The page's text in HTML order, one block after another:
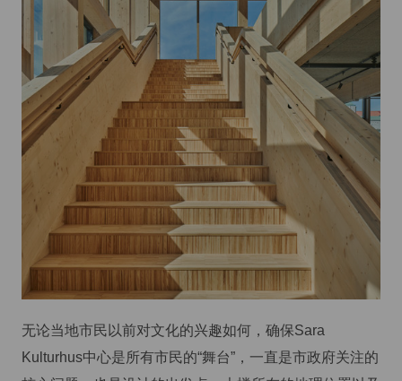
无论当地市民以前对文化的兴趣如何，确保Sara
Kulturhus中心是所有市民的“舞台”，一直是市政府关注的